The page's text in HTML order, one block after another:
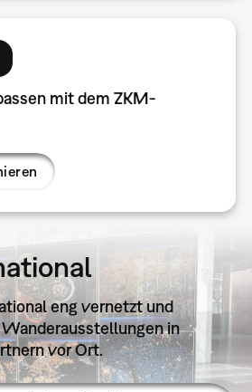
mit dem ZKM-
eng vernetzt und
in
vor Ort.